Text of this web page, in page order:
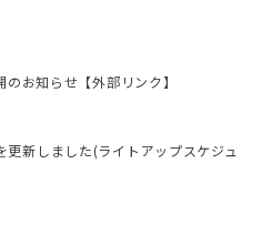
お知らせ【外部リンク】
新しました(ライトアップスケジュ